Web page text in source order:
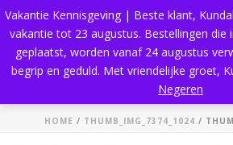
thumb_IMG_7374_1024
HOME / THUMB_IMG_7374_1024 /
Vakantie Kennisgeving | Beste klant,
vakantie tot 23 augustus. Bestellingen die
geplaatst, worden vanaf 24 augustus
begrip en geduld. Met vriendelijke groet,
Negeren